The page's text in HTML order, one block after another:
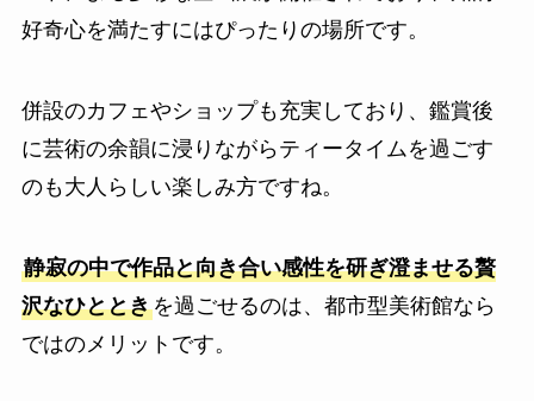
好奇心を満たすにはぴったりの場所です。
併設のカフェやショップも充実しており、鑑賞後
に芸術の余韻に浸りながらティータイムを過ごす
のも大人らしい楽しみ方ですね。
静寂の中で作品と向き合い感性を研ぎ澄ませる贅
沢なひとときを過ごせるのは、都市型美術館なら
ではのメリットです。